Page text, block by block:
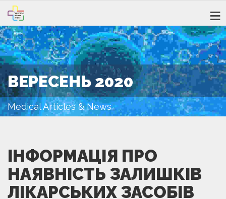
ВЕРЕСЕНЬ 2020
Medical Articles & News
ІНФОРМАЦІЯ ПРО
НАЯВНІСТЬ ЗАЛИШКІВ
ЛІКАРСЬКИХ ЗАСОБІВ